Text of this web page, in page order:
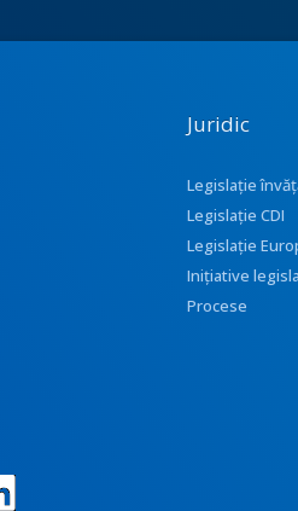
Juridic
Legislație
Legislație CDI
Legislație
Inițiative
Procese